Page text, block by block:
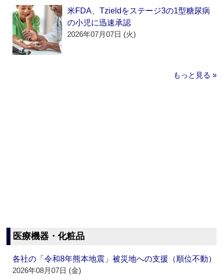
米FDA、Tzieldをステージ3の1型糖尿病
の小児に迅速承認
2026年07月07日 (火)
もっと見る »
医療機器・化粧品
各社の「令和8年熊本地震」被災地への支援（順位不動）
2026年08月07日 (金)